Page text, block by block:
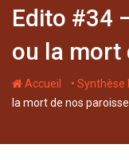
Edito #34
ou la mort
Accueil - • Synthèse
la mort de nos